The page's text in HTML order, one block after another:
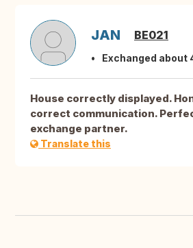
JAN BE021
Exchanged about
House correctly displayed.
correct communication.
exchange partner.
Translate this